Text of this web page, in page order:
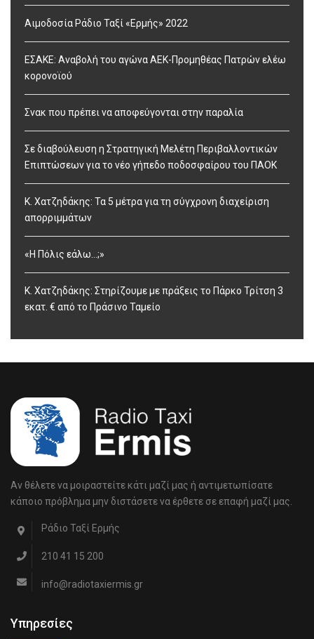
Αιμοδοσία Ράδιο Ταξί «Ερμής» 2022
ΕΣΑΚΕ: Αναβολή του αγώνα ΑΕΚ-Προμηθέας Πατρών ελέω
κορονοϊού
Σνακ που πρέπει να αποφεύγονται στην παραλία
Σε διαβούλευση η Στρατηγική Μελέτη Περιβαλλοντικών
Επιπτώσεων για το νέο γήπεδο ποδοσφαίρου του ΠΑΟΚ
Κ. Χατζηδάκης: Τα 5 μέτρα για τη σύγχρονη διαχείριση
απορριμμάτων
«Η Πόλις εάλω…;»
Κ. Χατζηδάκης: Στηρίζουμε με πράξεις το Πάρκο Τρίτση 3
εκατ. € από το Πράσινο Ταμείο
Αν θέλετε να μοιραστείτε κάτι μαζί μας ή αντιμετωπίσατε
κάποιο πρόβλημα μην διστάσετε να έρθετε σε επαφή μαζί μας.
Ράδιο Ταξί Ερμής
210 41 15 200
info@radiotaxiermis.gr
Υπηρεσίες